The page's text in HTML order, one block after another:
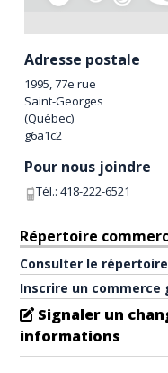
Adresse postale
1995, 77e rue
Saint-Georges
(Québec)
g6a1c2
Pour nous joindre
Tél.:418-222-6521
Répertoire
Consulter le
Inscrire un
Signaler un
informations